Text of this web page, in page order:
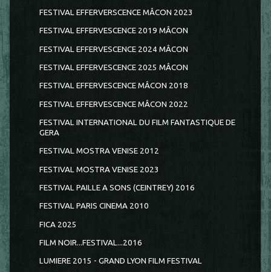
FESTIVAL EFFERVERSCENCE MÂCON 2023
FESTIVAL EFFERVESCENCE 2019 MÂCON
FESTIVAL EFFERVESCENCE 2024 MÂCON
FESTIVAL EFFERVESCENCE 2025 MÂCON
FESTIVAL EFFERVESCENCE MÂCON 2018
FESTIVAL EFFERVESCENCE MÂCON 2022
FESTIVAL INTERNATIONAL DU FILM FANTASTIQUE DE
GERA
FESTIVAL MOSTRA VENISE 2012
FESTIVAL MOSTRA VENISE 2023
FESTIVAL PAILLE A SONS (CEINTREY) 2016
FESTIVAL PARIS CINEMA 2010
FICA 2025
FILM NOIR...FESTIVAL...2016
LUMIERE 2015 - GRAND LYON FILM FESTIVAL